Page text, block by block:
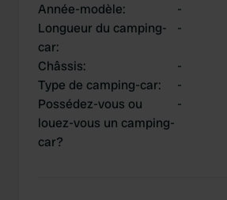
Année-modèle:
-
Longueur du camping-
car:
-
Châssis:
-
Type de camping-car:
-
Possédez-vous ou
louez-vous un camping-
car?
-